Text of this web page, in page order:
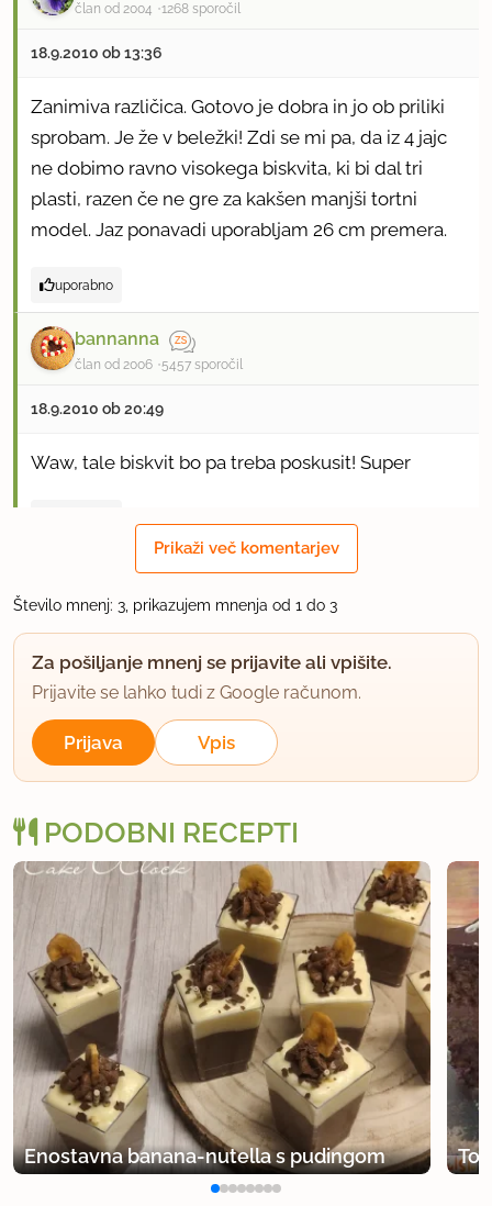
član od 2004 1268 sporočil
18.9.2010 ob 13:36
Zanimiva različica. Gotovo je dobra in jo ob priliki
sprobam. Je že v beležki! Zdi se mi pa, da iz 4 jajc
ne dobimo ravno visokega biskvita, ki bi dal tri
plasti, razen če ne gre za kakšen manjši tortni
model. Jaz ponavadi uporabljam 26 cm premera.
uporabno
bannanna
član od 2006 5457 sporočil
18.9.2010 ob 20:49
Waw, tale biskvit bo pa treba poskusit! Super
SCHMETTERLING
član od 2008 1 sporočil
Srednja plast (ki je namenjena kremi) pride pri
meni v primerjavi z ostalima dvema precej tanjša...
:)
Prikaži več komentarjev
Število mnenj: 3, prikazujem mnenja od 1 do 3
Za pošiljanje mnenj se prijavite ali vpišite.
Prijavite se lahko tudi z Google računom.
Prijava Vpis
PODOBNI RECEPTI
Enostavna banana-nutella s pudingom